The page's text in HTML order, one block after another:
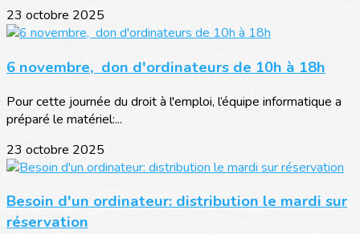
23 octobre 2025
6 novembre, don d'ordinateurs de 10h à 18h
Pour cette journée du droit à l'emploi, l’équipe informatique a
préparé le matériel:...
23 octobre 2025
Besoin d'un ordinateur: distribution le mardi sur
réservation